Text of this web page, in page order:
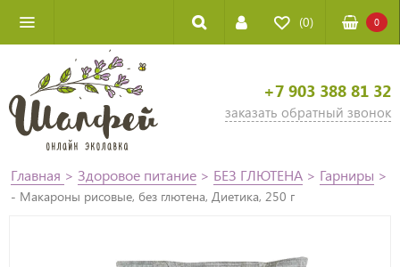
(0) 0
+7 903 388 81 32
заказать обратный звонок
Главная > Здоровое питание > БЕЗ ГЛЮТЕНА > Гарниры >
- Макароны рисовые, без глютена, Диетика, 250 г